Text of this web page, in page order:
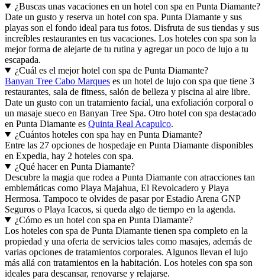
¿Buscas unas vacaciones en un hotel con spa en Punta Diamante?
Date un gusto y reserva un hotel con spa. Punta Diamante y sus
playas son el fondo ideal para tus fotos. Disfruta de sus tiendas y sus
increíbles restaurantes en tus vacaciones. Los hoteles con spa son la
mejor forma de alejarte de tu rutina y agregar un poco de lujo a tu
escapada.
¿Cuál es el mejor hotel con spa de Punta Diamante?
Banyan Tree Cabo Marques es un hotel de lujo con spa que tiene 3
restaurantes, sala de fitness, salón de belleza y piscina al aire libre.
Date un gusto con un tratamiento facial, una exfoliación corporal o
un masaje sueco en Banyan Tree Spa. Otro hotel con spa destacado
en Punta Diamante es Quinta Real Acapulco.
¿Cuántos hoteles con spa hay en Punta Diamante?
Entre las 27 opciones de hospedaje en Punta Diamante disponibles
en Expedia, hay 2 hoteles con spa.
¿Qué hacer en Punta Diamante?
Descubre la magia que rodea a Punta Diamante con atracciones tan
emblemáticas como Playa Majahua, El Revolcadero y Playa
Hermosa. Tampoco te olvides de pasar por Estadio Arena GNP
Seguros o Playa Icacos, si queda algo de tiempo en la agenda.
¿Cómo es un hotel con spa en Punta Diamante?
Los hoteles con spa de Punta Diamante tienen spa completo en la
propiedad y una oferta de servicios tales como masajes, además de
varias opciones de tratamientos corporales. Algunos llevan el lujo
más allá con tratamientos en la habitación. Los hoteles con spa son
ideales para descansar, renovarse y relajarse.